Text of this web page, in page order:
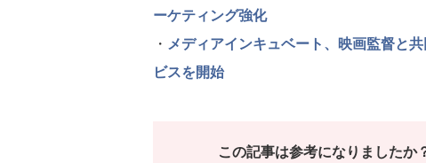
ーケティング強化
・ メディアインキュベート、映画監督と
ビスを開始
この記事は参考になりましたか